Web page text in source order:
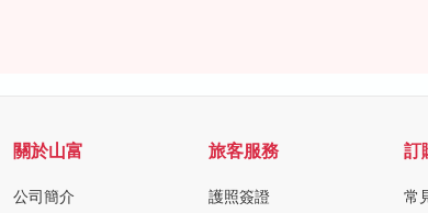
關於山富
公司簡介
旅客服務
護照簽證
訂
常